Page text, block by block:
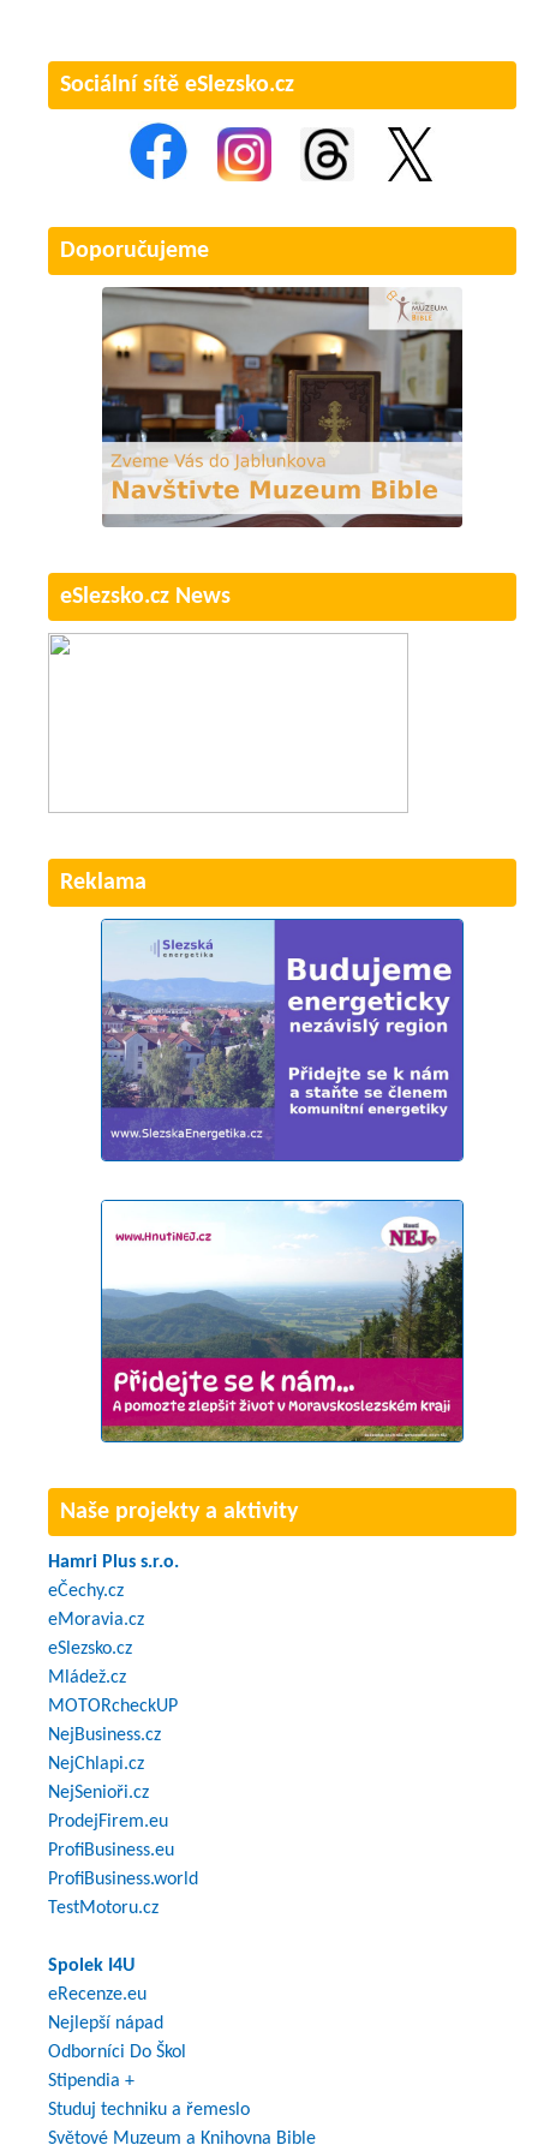
Sociální sítě eSlezsko.cz
Doporučujeme
eSlezsko.cz News
Reklama
Naše projekty a aktivity
Hamri Plus s.r.o.
eČechy.cz
eMoravia.cz
eSlezsko.cz
Mládež.cz
MOTORcheckUP
NejBusiness.cz
NejChlapi.cz
NejSenioři.cz
ProdejFirem.eu
ProfiBusiness.eu
ProfiBusiness.world
TestMotoru.cz
Spolek I4U
eRecenze.eu
Nejlepší nápad
Odborníci Do Škol
Stipendia +
Studuj techniku a řemeslo
Světové Muzeum a Knihovna Bible